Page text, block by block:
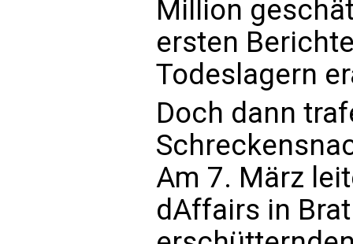
Million
ersten
Todeslagern
Doch dann
Am 7. März
dAffairs in